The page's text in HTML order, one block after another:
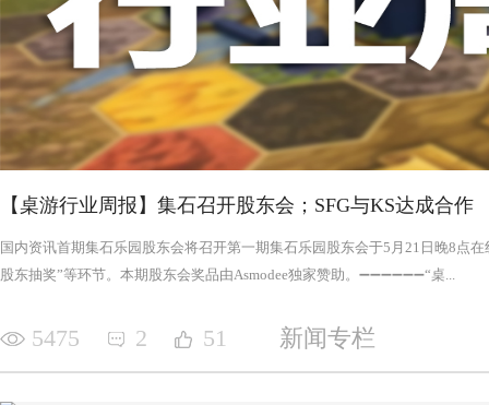
【桌游行业周报】集石召开股东会；SFG与KS达成合作
国内资讯首期集石乐园股东会将召开第一期集石乐园股东会于5月21日晚8点
股东抽奖”等环节。本期股东会奖品由Asmodee独家赞助。➖➖➖➖➖➖“桌...
5475 2 51 新闻专栏